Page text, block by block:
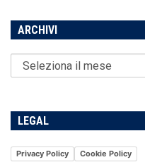
ARCHIVI
LEGAL
Privacy Policy Cookie Policy